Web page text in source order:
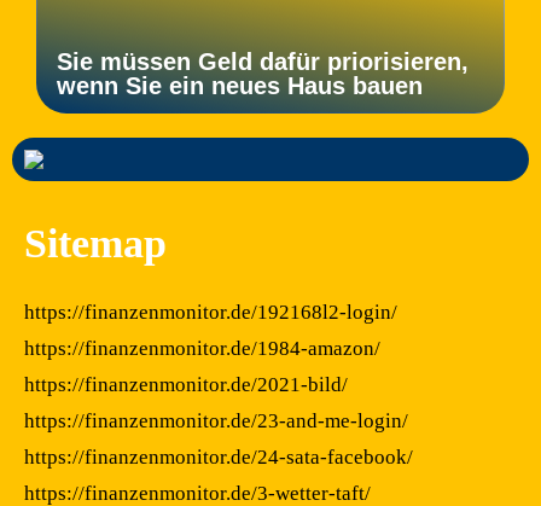
Sie müssen Geld dafür priorisieren,
wenn Sie ein neues Haus bauen
Sitemap
https://finanzenmonitor.de/192168l2-login/
https://finanzenmonitor.de/1984-amazon/
https://finanzenmonitor.de/2021-bild/
https://finanzenmonitor.de/23-and-me-login/
https://finanzenmonitor.de/24-sata-facebook/
https://finanzenmonitor.de/3-wetter-taft/